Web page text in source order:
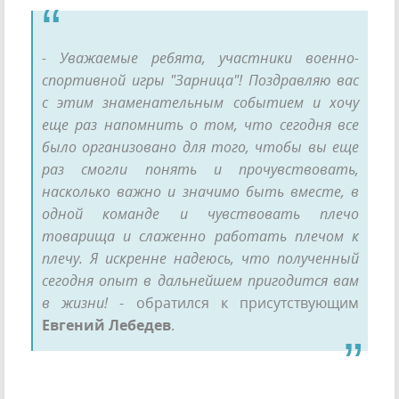
- Уважаемые ребята, участники военно-
спортивной игры "Зарница"! Поздравляю вас
с этим знаменательным событием и хочу
еще раз напомнить о том, что сегодня все
было организовано для того, чтобы вы еще
раз смогли понять и прочувствовать,
насколько важно и значимо быть вместе, в
одной команде и чувствовать плечо
товарища и слаженно работать плечом к
плечу. Я искренне надеюсь, что полученный
сегодня опыт в дальнейшем пригодится вам
в жизни!- обратился к присутствующим
Евгений Лебедев.